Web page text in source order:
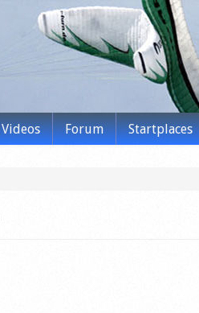
Videos Forum Startplaces